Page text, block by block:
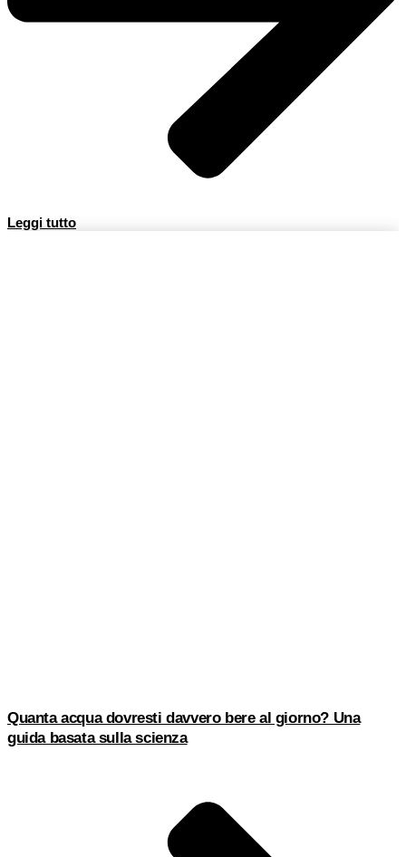
Leggi tutto
Quanta acqua dovresti davvero bere al giorno? Una
guida basata sulla scienza